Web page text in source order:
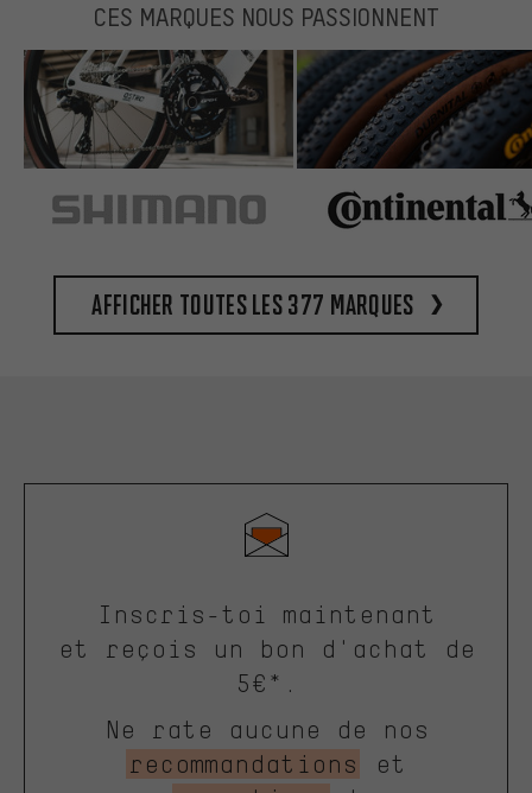
CES MARQUES NOUS PASSIONNENT
Afficher toutes les 377 marques
Inscris-toi maintenant
et reçois un bon d'achat de
5€*.
Ne rate aucune de nos
recommandations
et